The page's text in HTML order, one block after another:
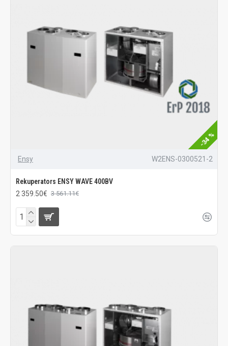
-34 %
Ensy W2ENS-0300521-2
Rekuperators ENSY WAVE 400BV
2 359.50€ 3 561.11€